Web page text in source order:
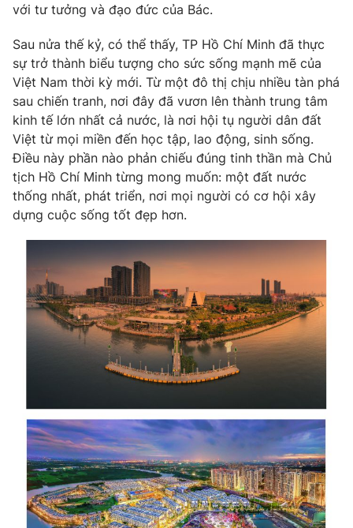
với tư tưởng và đạo đức của Bác.
Sau nửa thế kỷ, có thể thấy, TP Hồ Chí Minh đã thực
sự trở thành biểu tượng cho sức sống mạnh mẽ của
Việt Nam thời kỳ mới. Từ một đô thị chịu nhiều tàn phá
sau chiến tranh, nơi đây đã vươn lên thành trung tâm
kinh tế lớn nhất cả nước, là nơi hội tụ người dân đất
Việt từ mọi miền đến học tập, lao động, sinh sống.
Điều này phần nào phản chiếu đúng tinh thần mà Chủ
tịch Hồ Chí Minh từng mong muốn: một đất nước
thống nhất, phát triển, nơi mọi người có cơ hội xây
dựng cuộc sống tốt đẹp hơn.